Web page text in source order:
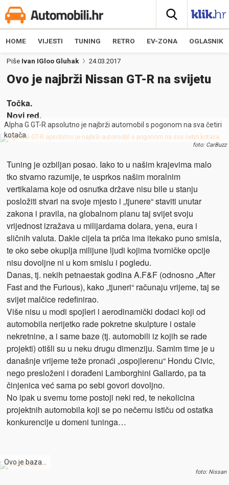
HOME VIJESTI TUNING RETRO EV-ZONA OGLASNIK
Piše Ivan IGloo Gluhak 24.03.2017
Ovo je najbrži Nissan GT-R na svijetu
Točka.
Novi red.
Alpha G GT-R apsolutno je najbrži automobil s pogonom na sva četiri
kotača.
foto: CarBuzz
Tuning je ozbiljan posao. Iako to u našim krajevima malo
tko stvarno razumije, te usprkos našim moralnim
vertikalama koje od osnutka države nisu bile u stanju
posložiti stvari na svoje mjesto i „tjunere“ staviti unutar
zakona i pravila, na globalnom planu taj svijet svoju
vrijednost izražava u milijardama dolara, yena, eura i
sličnih valuta. Dakle cijela ta priča ima itekako puno smisla,
te oko sebe okuplja milijune ljudi kojima tvorničke opcije
nisu dovoljne ni u kom smislu i pogledu.
Danas, tj. nekih petnaestak godina A.F&F (odnosno „After
Fast and the Furious), kako „tjuneri“ računaju vrijeme, taj se
svijet malčice redefinirao.
Više nisu u modi spojleri i aerodinamički dodaci koji od
automobila nerijetko rade pokretne skulpture i ostale
nekretnine, a i same baze (tj. automobili iz kojih se rade
projekti) otišli su u neku drugu dimenziju. Samim time je u
današnje vrijeme teže pronaći „ospojlerenu“ Hondu Civic,
nego presloženi i dorađeni Lamborghini Gallardo, pa ta
činjenica već sama po sebi govori dovoljno.
No ipak u svemu tome postoji neki red, te nekolicina
projektnih automobila koji se po nečemu ističu od ostatka
konkurencije u domeni tuninga…
Ovo je baza…
foto: Nissan